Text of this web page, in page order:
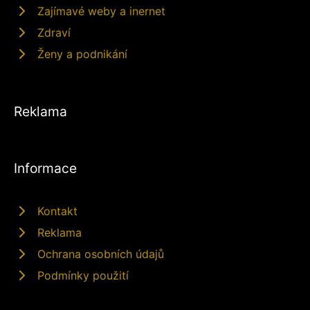
Zajímavé weby a inernet
Zdraví
Ženy a podnikání
Reklama
Informace
Kontakt
Reklama
Ochrana osobních údajů
Podmínky použití